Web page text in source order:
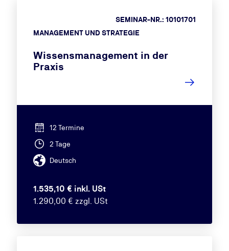
MANAGEMENT UND STRATEGIE
SEMINAR-NR.: 10101701
Wissensmanagement in der
Praxis
12 Termine
2 Tage
Deutsch
1.535,10 € inkl. USt
1.290,00 € zzgl. USt